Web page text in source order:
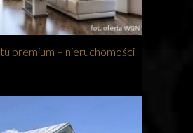
premium – nieruchomości